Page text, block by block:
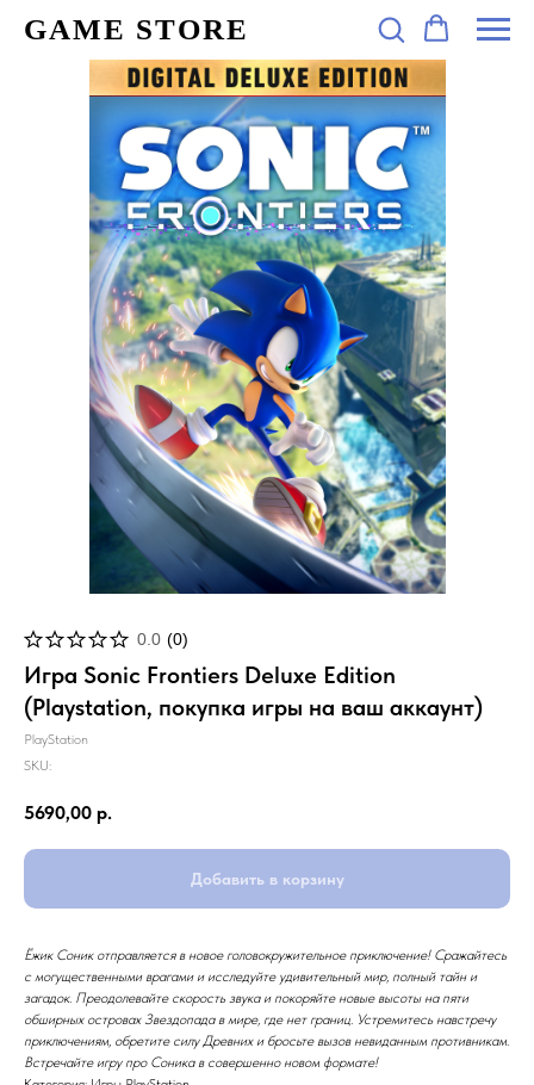
GAME STORE
0.0 (0)
Игра Sonic Frontiers Deluxe Edition
(Playstation, покупка игры на ваш аккаунт)
PlayStation
SKU:
5690,00 р.
Добавить в корзину
Ёжик Соник отправляется в новое головокружительное приключение! Сражайтесь
с могущественными врагами и исследуйте удивительный мир, полный тайн и
загадок. Преодолевайте скорость звука и покоряйте новые высоты на пяти
обширных островах Звездопада в мире, где нет границ. Устремитесь навстречу
приключениям, обретите силу Древних и бросьте вызов невиданным противникам.
Встречайте игру про Соника в совершенно новом формате!